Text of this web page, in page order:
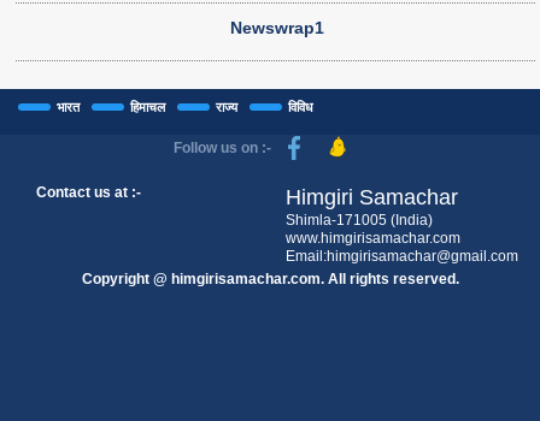
Newswrap1
भारत हिमाचल राज्य विविध
Follow us on :-
Contact us at :- Himgiri Samachar
Shimla-171005 (India)
www.himgirisamachar.com
Email:himgirisamachar@gmail.com
Copyright @ himgirisamachar.com. All rights reserved.